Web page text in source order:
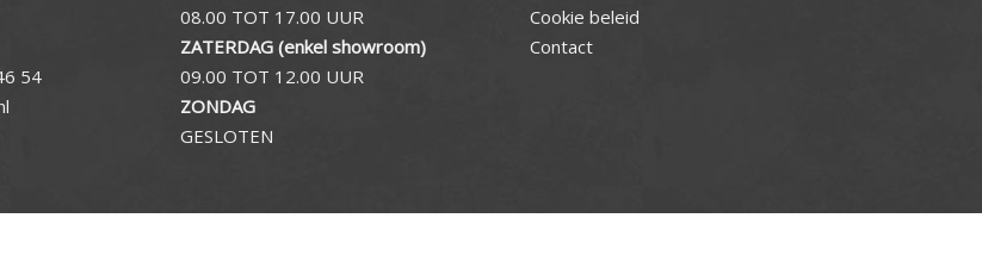
54
08.00 TOT 17.00 UUR
ZATERDAG (enkel showroom)
09.00 TOT 12.00 UUR
ZONDAG
GESLOTEN
Cookie beleid
Contact